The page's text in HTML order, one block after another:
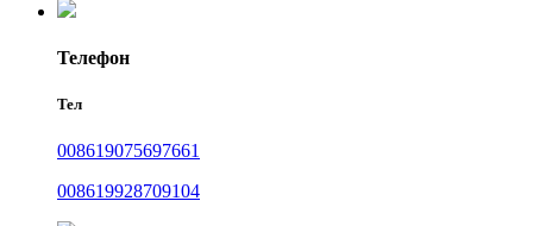
Телефон
Тел
008619075697661
008619928709104